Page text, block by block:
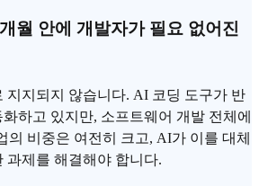
월 안에 개발자가 필요 없어진
지지되지 않습니다. AI 코딩 도구가 반
하고 있지만, 소프트웨어 개발 전체에
의 비중은 여전히 크고, AI가 이를 대체
과제를 해결해야 합니다.